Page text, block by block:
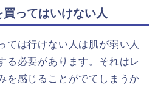
ってはいけない人
ては行けない人は肌が弱い人
る必要があります。それはレ
を感じることがでてしまうか